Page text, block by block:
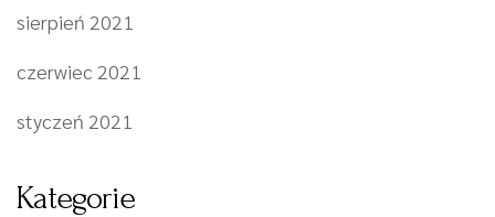
sierpień 2021
czerwiec 2021
styczeń 2021
Kategorie